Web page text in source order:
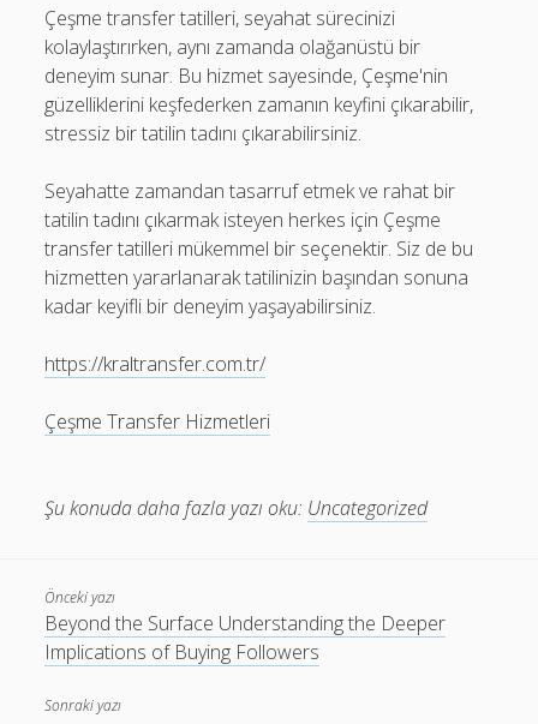
Çeşme transfer tatilleri, seyahat sürecinizi
kolaylaştırırken, aynı zamanda olağanüstü bir
deneyim sunar. Bu hizmet sayesinde, Çeşme'nin
güzelliklerini keşfederken zamanın keyfini çıkarabilir,
stressiz bir tatilin tadını çıkarabilirsiniz.
Seyahatte zamandan tasarruf etmek ve rahat bir
tatilin tadını çıkarmak isteyen herkes için Çeşme
transfer tatilleri mükemmel bir seçenektir. Siz de bu
hizmetten yararlanarak tatilinizin başından sonuna
kadar keyifli bir deneyim yaşayabilirsiniz.
https://kraltransfer.com.tr/
Çeşme Transfer Hizmetleri
Şu konuda daha fazla yazı oku: Uncategorized
Önceki yazı
Beyond the Surface Understanding the Deeper
Implications of Buying Followers
Sonraki yazı